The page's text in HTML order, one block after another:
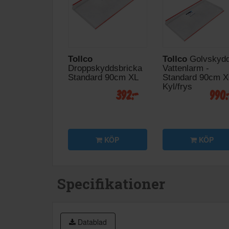
Tollco
Droppskyddsbricka
Standard 90cm XL
392:-
KÖP
Tollco
Vattenlarm -
Standard 90cm
Kyl/frys
KÖP
Specifikationer
Datablad